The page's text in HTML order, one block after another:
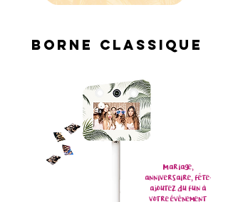
Borne Classique
Mariage,
anniversaire, fête:
ajoutez du fun à
votreévènement